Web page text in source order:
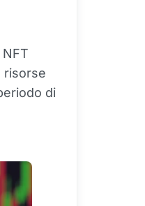
risorse
di